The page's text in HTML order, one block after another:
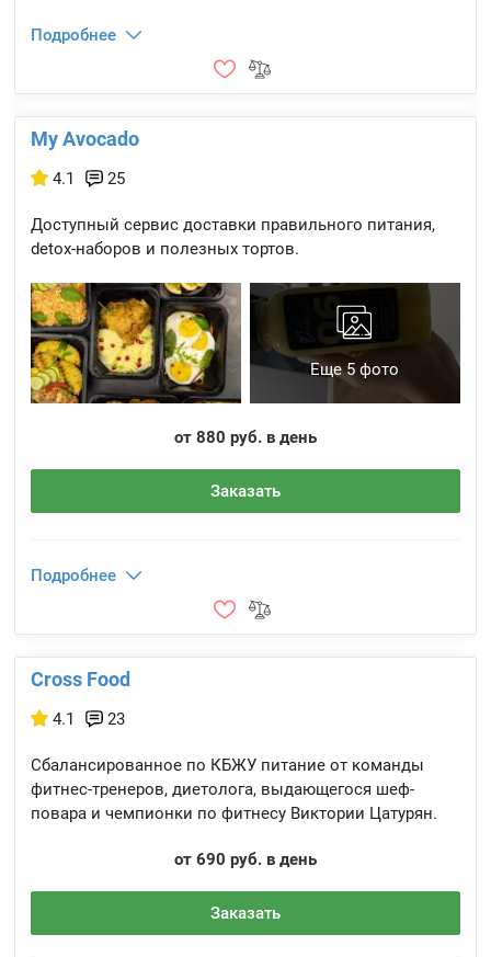
Подробнее
My Avocado
4.1 25
Доступный сервис доставки правильного питания,
detox-наборов и полезных тортов.
Еще 5 фото
от 880 руб. в день
Заказать
Подробнее
Cross Food
4.1 23
Сбалансированное по КБЖУ питание от команды
фитнес-тренеров, диетолога, выдающегося шеф-
повара и чемпионки по фитнесу Виктории Цатурян.
от 690 руб. в день
Заказать